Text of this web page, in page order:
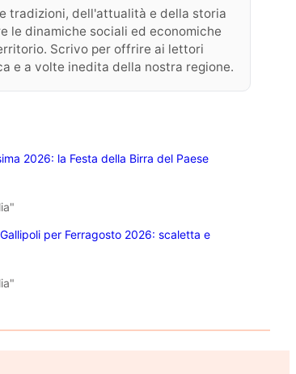
tradizioni, dell'attualità e della storia
le dinamiche sociali ed economiche
Scrivo per offrire ai lettori
e a volte inedita della nostra regione.
2026: la Festa della Birra del Paese
per Ferragosto 2026: scaletta e